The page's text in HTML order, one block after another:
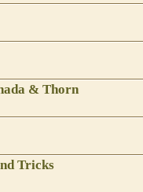
& Thorn
Tricks